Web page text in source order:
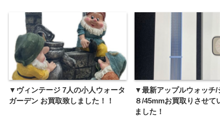
▼ヴィンテージ 7人の小人ウォータ
ガーデン お買取致しました！！
▼最新アップルウォッチ/
８/45mmお買取りさせて
ました！